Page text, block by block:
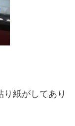
紙がしてあり